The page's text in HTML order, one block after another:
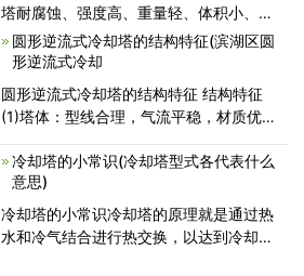
塔耐腐蚀、强度高、重量轻、体积小、占
地少、美观耐用，并且运输、安装和维修
都较方便。因而被广 泛应用于国民经济
及冷凝工艺等冷却水循环系统
圆形逆流式冷却塔的结构特征(滨湖区圆
形逆流式冷却
圆形逆流式冷却塔的结构特征 结构特征
(1)塔体：型线合理，气流平稳，材质优
外线剂，耐老化，强度高，重量轻，耐腐
蚀。下塔体按订货要求，可配有溢水、排
污、自动给水管，可由此处直接吸水，省
去冷却池，
冷却塔的小常识(冷却塔型式各代表什么
意思)
冷却塔的小常识冷却塔的原理就是通过热
水和冷气结合进行热交换，以达到冷却效